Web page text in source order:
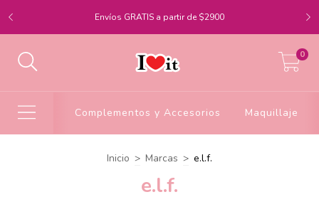
Envíos GRATIS a partir de $2900
0
Complementos y Accesorios Maquillaje
Inicio > Marcas > e.l.f.
e.l.f.